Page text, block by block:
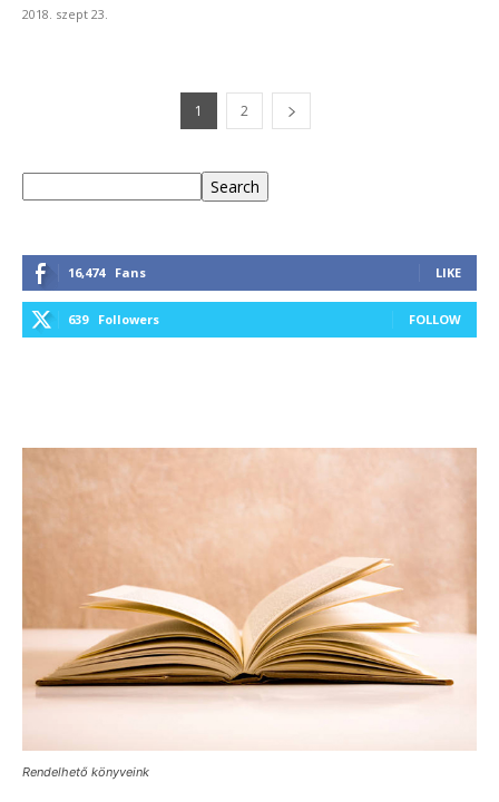
2018. szept 23.
1 2
Search
16,474 Fans LIKE
639 Followers FOLLOW
Rendelhető könyveink